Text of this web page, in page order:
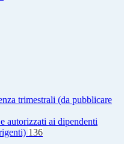
trimestrali (da pubblicare
autorizzati ai dipendenti
136